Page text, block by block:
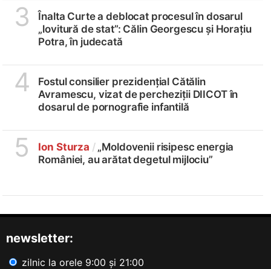
3
Înalta Curte a deblocat procesul în dosarul
„lovitură de stat”: Călin Georgescu și Horațiu
Potra, în judecată
4
Fostul consilier prezidențial Cătălin
Avramescu, vizat de percheziții DIICOT în
dosarul de pornografie infantilă
5 Ion Sturza /„Moldovenii risipesc energia
României, au arătat degetul mijlociu”
newsletter:
zilnic la orele 9:00 și 21:00